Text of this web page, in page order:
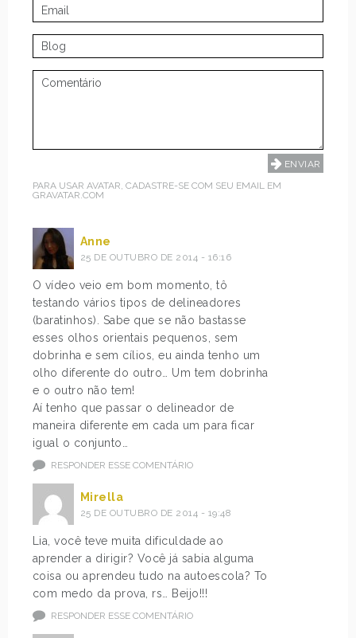
PARA USAR AVATAR, CADASTRE-SE COM SEU EMAIL EM
GRAVATAR.COM
Anne
25 DE OUTUBRO DE 2014 - 16:16
O vídeo veio em bom momento, tô
testando vários tipos de delineadores
(baratinhos). Sabe que se não bastasse
esses olhos orientais pequenos, sem
dobrinha e sem cílios, eu ainda tenho um
olho diferente do outro… Um tem dobrinha
e o outro não tem!
Aí tenho que passar o delineador de
maneira diferente em cada um para ficar
igual o conjunto…
RESPONDER ESSE COMENTÁRIO
Mirella
25 DE OUTUBRO DE 2014 - 19:48
Lia, você teve muita dificuldade ao
aprender a dirigir? Você já sabia alguma
coisa ou aprendeu tudo na autoescola? To
com medo da prova, rs… Beijo!!!
RESPONDER ESSE COMENTÁRIO